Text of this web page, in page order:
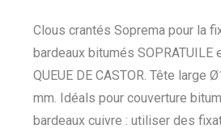
Clous crantés Soprema pour la
bardeaux bitumés SOPRATUILE
QUEUE DE CASTOR. Tête large
mm. Idéals pour couverture
bardeaux cuivre : utiliser des